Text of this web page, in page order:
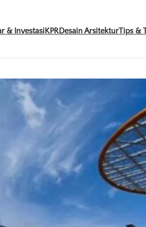
& InvestasiKPRDesain ArsitekturTips &